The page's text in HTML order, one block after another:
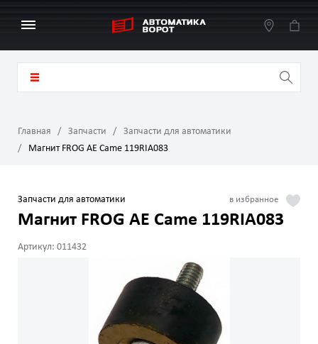
Главная Запчасти
Запчасти для автоматики
Магнит FROG AE Came 119RIA083
Запчасти для автоматики
Магнит FROG AE Came 119RIA083
Артикул: 011432